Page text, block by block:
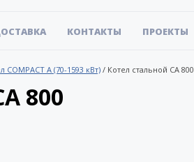
КОНТАКТЫ ПРОЕКТЫ
A (70-1593 кВт)/ Котел стальной CA 800
800